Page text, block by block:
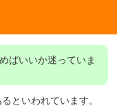
ばいいか迷っていま
といわれています。